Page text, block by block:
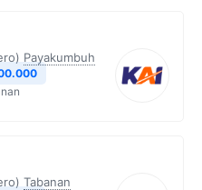
Payakumbuh
Tabanan